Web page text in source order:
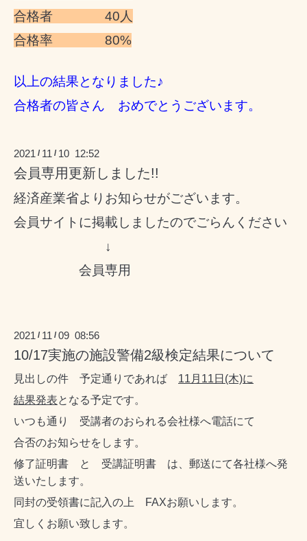
合格者 40人
合格率 80%
以上の結果となりました♪
合格者の皆さん おめでとうございます。
2021 / 11 / 10 12:52
会員専用更新しました!!
経済産業省よりお知らせがございます。
会員サイトに掲載しましたのでごらんください
↓
会員専用
2021 / 11 /09 08:56
10/17実施の施設警備2級検定結果について
見出しの件 予定通りであれば 11月11日(木)に
結果発表となる予定です。
いつも通り 受講者のおられる会社様へ電話にて
合否のお知らせをします。
修了証明書 と 受講証明書 は、郵送にて各社様へ発
送いたします。
同封の受領書に記入の上 FAXお願いします。
宜しくお願い致します。